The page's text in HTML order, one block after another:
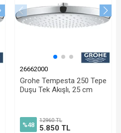
26662000
Grohe Tempesta 250 Tepe
Duşu Tek Akışlı, 25 cm
%48
12960 TL
5.850 TL